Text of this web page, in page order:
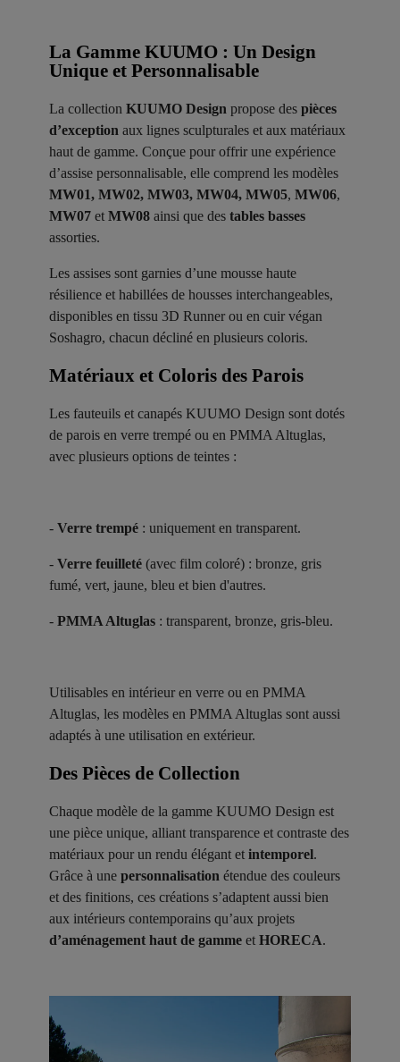
La Gamme KUUMO : Un Design
Unique et Personnalisable
La collection KUUMO Design propose des pièces
d’exception aux lignes sculpturales et aux matériaux
haut de gamme. Conçue pour offrir une expérience
d’assise personnalisable, elle comprend les modèles
MW01, MW02, MW03, MW04, MW05, MW06,
MW07 et MW08 ainsi que des tables basses
assorties.
Les assises sont garnies d’une mousse haute
résilience et habillées de housses interchangeables,
disponibles en tissu 3D Runner ou en cuir végan
Soshagro, chacun décliné en plusieurs coloris.
Matériaux et Coloris des Parois ​
Les fauteuils et canapés KUUMO Design sont dotés
de parois en verre trempé ou en PMMA Altuglas,
avec plusieurs options de teintes :
- Verre trempé : uniquement en transparent.
- Verre feuilleté (avec film coloré) : bronze, gris
fumé, vert, jaune, bleu et bien d'autres.
- PMMA Altuglas : transparent, bronze, gris-bleu.
Utilisables en intérieur en verre ou en PMMA
Altuglas, les modèles en PMMA Altuglas sont aussi
adaptés à une utilisation en extérieur.
Des Pièces de Collection ​
Chaque modèle de la gamme KUUMO Design est
une pièce unique, alliant transparence et contraste des
matériaux pour un rendu élégant et intemporel.
Grâce à une personnalisation étendue des couleurs
et des finitions, ces créations s’adaptent aussi bien
aux intérieurs contemporains qu’aux projets
d’aménagement haut de gamme et HORECA.